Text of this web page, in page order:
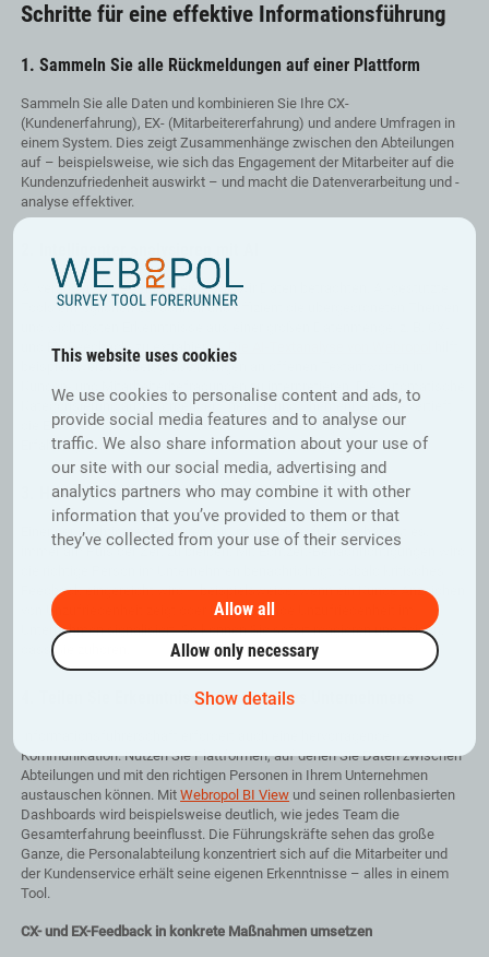
This website uses cookies
We use cookies to personalise content and ads, to
provide social media features and to analyse our
traffic. We also share information about your use of
our site with our social media, advertising and
analytics partners who may combine it with other
information that you’ve provided to them or that
they’ve collected from your use of their services
Allow all
Allow only necessary
Show details
Schritte für eine effektive Informationsführung
1. Sammeln Sie alle Rückmeldungen auf einer Plattform
Sammeln Sie alle Daten und kombinieren Sie Ihre CX-
(Kundenerfahrung), EX- (Mitarbeitererfahrung) und andere Umfragen in
einem System. Dies zeigt Zusammenhänge zwischen den Abteilungen
auf – beispielsweise, wie sich das Engagement der Mitarbeiter auf die
Kundenzufriedenheit auswirkt – und macht die Datenverarbeitung und -
analyse effektiver.
AI verändert die Art und Weise, wie wir Daten betrachten. AI-gestützte
Tools ermöglichen es, schnell und effizient die übergeordneten Themen
und EX-Feedback, zu extrahieren.
beispielsweise dabei, große Mengen an offenen Textantworten in
Kunden- und Mitarbeiterbefragungen zu interpretieren. Die automatische
Kategorisierung aufkommender Themen und Themenbereiche vertieft
die Erkenntnisse, während visuelle Zeitachsen zeigen, wie sich
Erfahrungen im Laufe der Zeit entwickeln.
3. Handeln Sie in Echtzeit
Einer der wichtigsten Faktoren für Informationsführerschaft ist es,
immer am Puls der Zeit zu bleiben. Mit Echtzeit-Benachrichtigungen wird
Feedback eingereicht wird – beispielsweise, wenn ein Kunde Anzeichen
von Unzufriedenheit zeigt oder Mitarbeitende Unzufriedenheit im
Unternehmen signalisiert. So können Sie sofort reagieren und zeigen,
dass Sie zuhören.
4. Teilen Sie Erkenntnisse innerhalb des Unternehmens
Kommunikation. Nutzen Sie Plattformen, auf denen Sie Daten zwischen
Abteilungen und mit den richtigen Personen in Ihrem Unternehmen
austauschen können. MitWebropol BI View und seinen rollenbasierten
Dashboards wird beispielsweise deutlich, wie jedes Team die
Gesamterfahrung beeinflusst. Die Führungskräfte sehen das große
Ganze, die Personalabteilung konzentriert sich auf die Mitarbeiter und
der Kundenservice erhält seine eigenen Erkenntnisse – alles in einem
Tool.
CX- und EX-Feedback in konkrete Maßnahmen umsetzen